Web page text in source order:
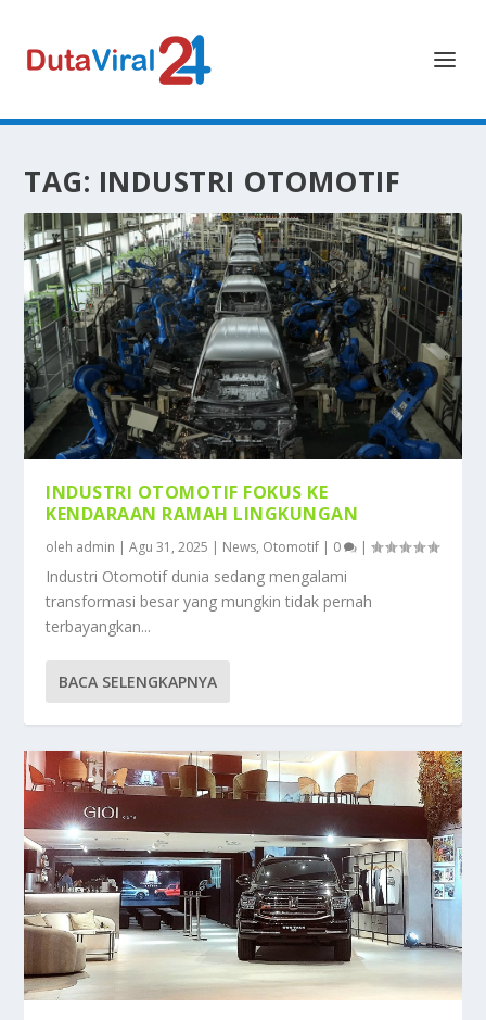
TAG: INDUSTRI OTOMOTIF
INDUSTRI OTOMOTIF FOKUS KE
KENDARAAN RAMAH LINGKUNGAN
oleh admin |Agu 31, 2025 | News, Otomotif | 0 |
Industri Otomotif dunia sedang mengalami
transformasi besar yang mungkin tidak pernah
terbayangkan...
BACA SELENGKAPNYA